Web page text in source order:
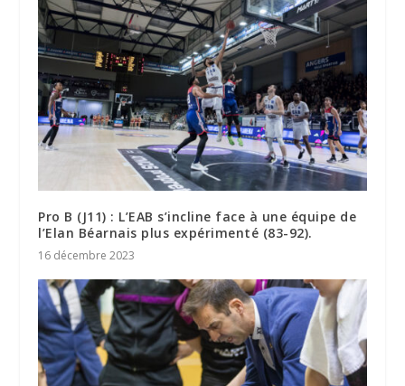
Pro B (J11) : L’EAB s’incline face à une équipe de
l’Elan Béarnais plus expérimenté (83-92).
16 décembre 2023